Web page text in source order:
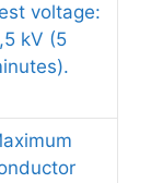
voltage:
kV (5